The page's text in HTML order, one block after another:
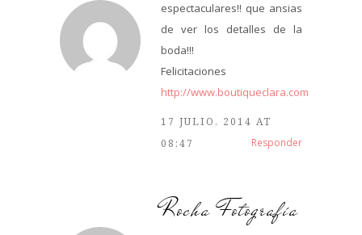
espectaculares!! que ansias
de ver los detalles de la
boda!!!
Felicitaciones
http://www.boutiqueclara.com
17 JULIO, 2014 AT
08:47
Responder
Rocha Fotografía